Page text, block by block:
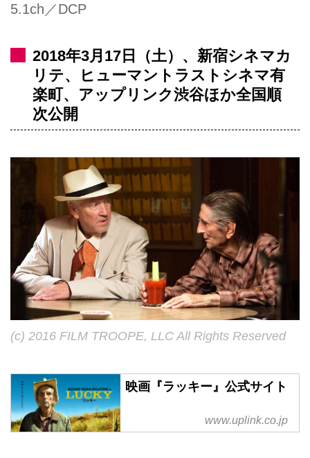
5.1ch／DCP
2018年3月17日（土）、新宿シネマカ
リテ、ヒューマントラストシネマ有
楽町、アップリンク渋谷ほか全国順
次公開
(c) 2016 FILM TROOPE, LLC All Rights Reserved
映画『ラッキー』公式サイト
www.uplink.co.jp